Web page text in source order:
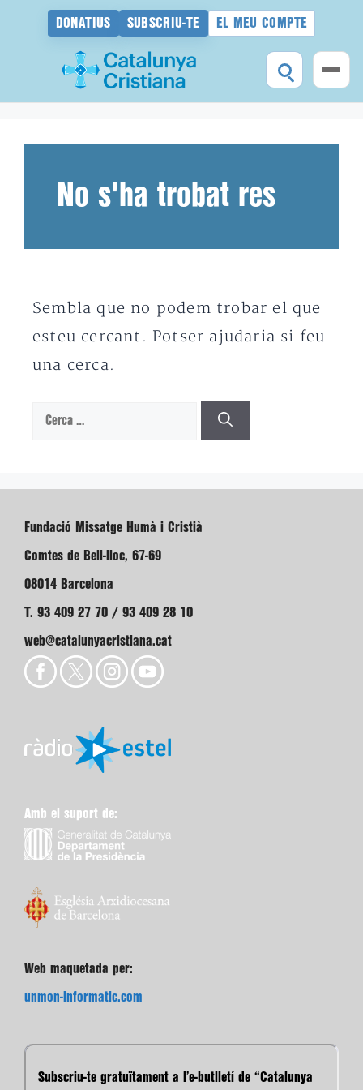
DONATIUS SUBSCRIU-TE EL MEU COMPTE
No s'ha trobat res
Sembla que no podem trobar el que
esteu cercant. Potser ajudaria si feu
una cerca.
Cerca:
Fundació Missatge Humà i Cristià
Comtes de Bell-lloc, 67-69
08014 Barcelona
T. 93 409 27 70 / 93 409 28 10
web@catalunyacristiana.cat
Amb el suport de:
Web maquetada per:
unmon-informatic.com
Subscriu-te gratuïtament a l’e-butlletí de “Catalunya